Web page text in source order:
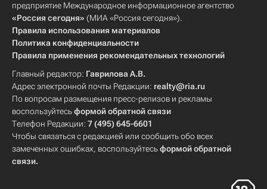
предприятие Международное информационное агентство
«Россия сегодня» (МИА «Россия сегодня»).
Правила использования материалов
Политика конфиденциальности
Правила применения рекомендательных технологий
Главный редактор: Гаврилова А.В.
Адрес электронной почты Редакции: realty@ria.ru
По вопросам размещения пресс-релизов и рекламы
воспользуйтесьформой обратной связи
Телефон Редакции: 7 (495) 645-6601
Чтобы связаться с редакцией или сообщить обо всех
замеченных ошибках, воспользуйтесьформой обратной
связи.